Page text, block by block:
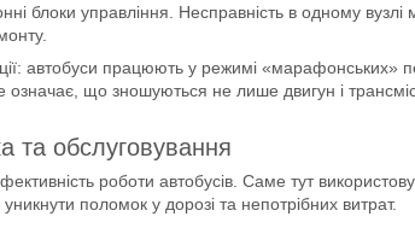
блоки управління. Несправність в одному
автобуси працюють у режимі «марафонських»
що зношуються не лише двигун і
та обслуговування
роботи автобусів. Саме тут
поломок у дорозі та непотрібних витрат.